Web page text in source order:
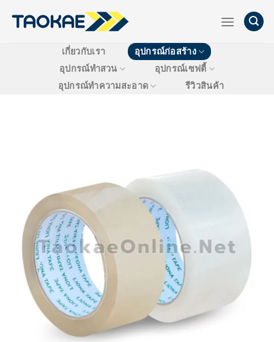
เกี่ยวกับเรา
อุปกรณ์ก่อสร้าง
อุปกรณ์ทำสวน
อุปกรณ์เซฟตี้
อุปกรณ์ทำความสะอาด
รีวิวสินค้า